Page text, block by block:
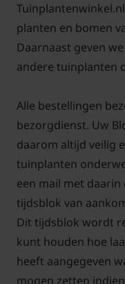
planten en bomen
Daarnaast geven
andere tuinplanten
Alle bestellingen
bezorgdienst. Uw
daarom altijd veilig
tuinplanten
een mail met
tijdsblok van
Dit tijdsblok wordt
kunt houden hoe
heeft aangegeven
mogen zetten